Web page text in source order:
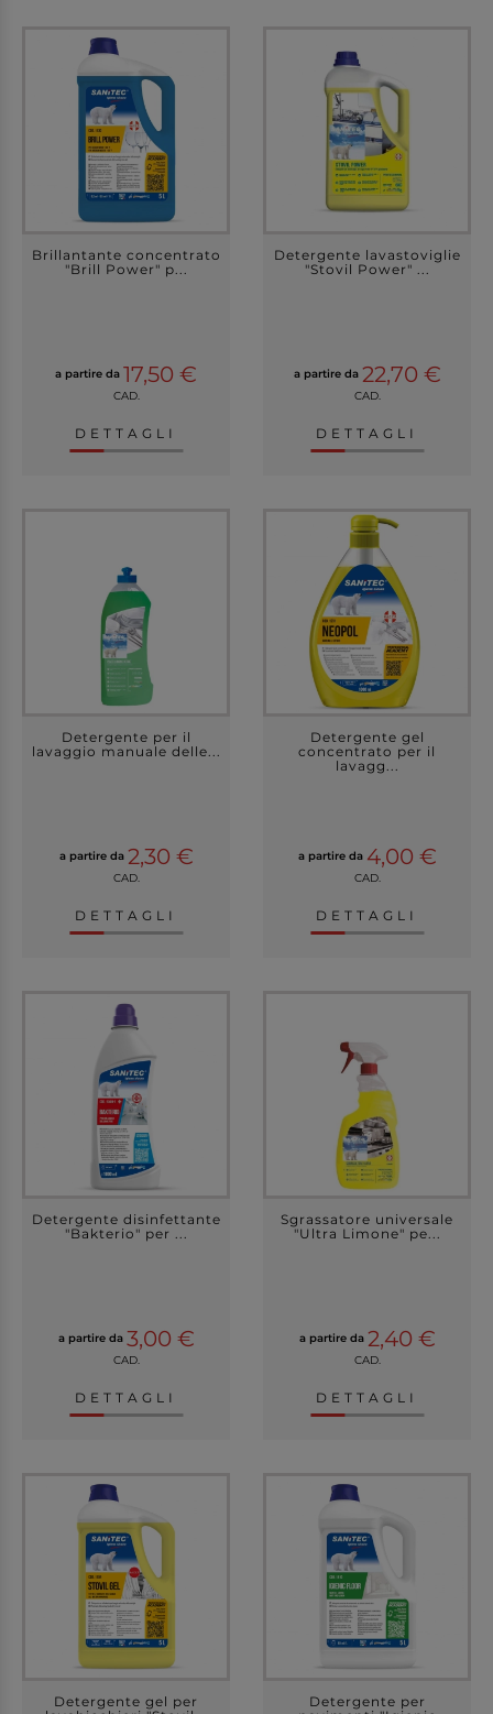
Brillantante concentrato
"Brill Power" p...
a partire da 17,50 €
CAD.
DETTAGLI
Detergente lavastoviglie
"Stovil Power" ...
a partire da 22,70 €
CAD.
DETTAGLI
Detergente per il
lavaggio manuale delle...
a partire da 2,30 €
CAD.
DETTAGLI
Detergente gel
concentrato per il
lavagg...
a partire da 4,00 €
CAD.
DETTAGLI
Detergente disinfettante
"Bakterio" per ...
a partire da 3,00 €
CAD.
DETTAGLI
Sgrassatore universale
"Ultra Limone" pe...
a partire da 2,40 €
CAD.
DETTAGLI
Detergente gel per
Detergente per